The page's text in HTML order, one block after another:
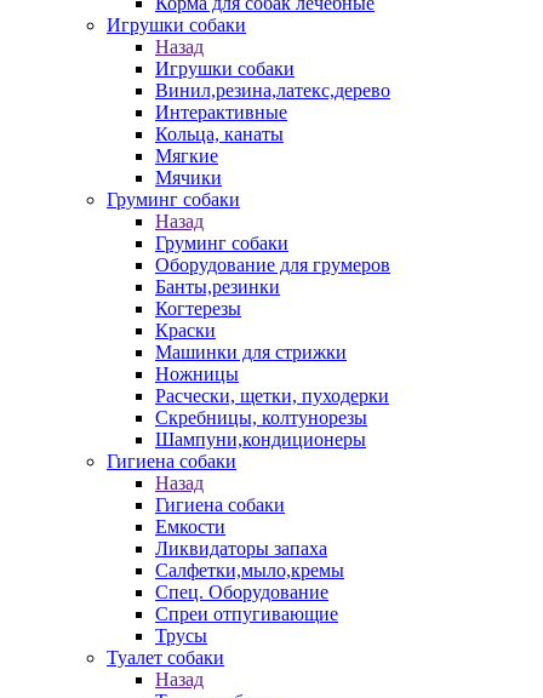
Игрушки собаки
Назад
Игрушки собаки
Винил,резина,латекс,дерево
Интерактивные
Кольца, канаты
Мягкие
Мячики
Груминг собаки
Назад
Груминг собаки
Оборудование для грумеров
Банты,резинки
Когтерезы
Краски
Машинки для стрижки
Ножницы
Расчески, щетки, пуходерки
Скребницы, колтунорезы
Шампуни,кондиционеры
Гигиена собаки
Назад
Гигиена собаки
Емкости
Ликвидаторы запаха
Салфетки,мыло,кремы
Спец. Оборудование
Спреи отпугивающие
Трусы
Туалет собаки
Назад